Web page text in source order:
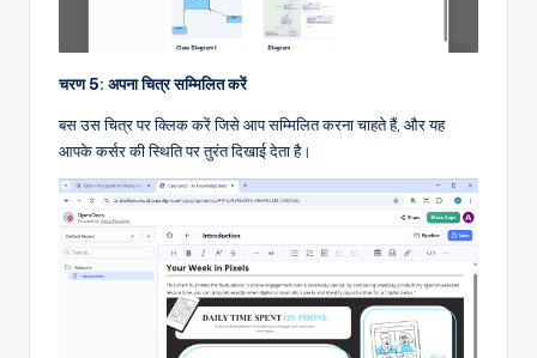
चरण 5: अपना चित्र सम्मिलित करें
बस उस चित्र पर क्लिक करें जिसे आप सम्मिलित करना चाहते हैं, और यह
आपके कर्सर की स्थिति पर तुरंत दिखाई देता है।